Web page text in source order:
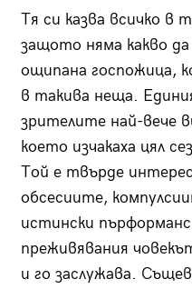
Тя си казва всичко в
защото няма какво
ощипана госпожица,
в такива неща.
зрителите най-вече
което изчакаха цял
Той е твърде
обсесиите,
истински
преживявания
и го заслужава.